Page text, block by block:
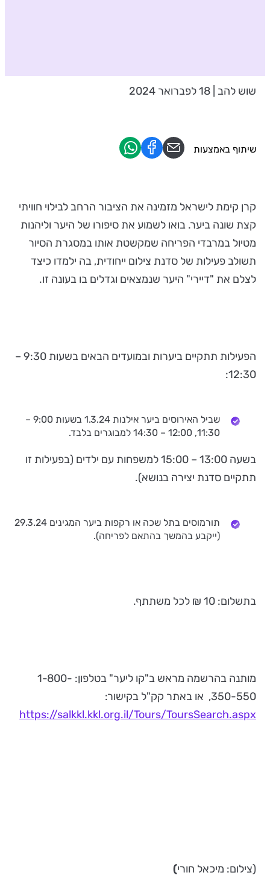
שוש להב | 18 לפברואר 2024
קרן קימת לישראל מזמינה את הציבור הרחב לבילוי חוויתי
קצת שונה ביער. בואו לשמוע את סיפורו של היער וליהנות
מטיול במרבדי הפריחה שמקשטת אותו במסגרת הסיור
תשולב פעילות של סדנת צילום ייחודית, בה ילמדו כיצד
לצלם את "דיירי" היער שנמצאים וגדלים בו בעונה זו.
הפעילות תתקיים ביערות ובמועדים הבאים בשעות 9:30 –
12:30:
שביל האירוסים ביער אילנות 1.3.24 בשעות 9:00 –
11:30, 12:00 – 14:30 למבוגרים בלבד.
בשעה 13:00 – 15:00 למשפחות עם ילדים (בפעילות זו
תתקיים סדנת יצירה בנושא).
תורמוסים בתל שכה או רקפות ביער המגינים 29.3.24
(ייקבע בהמשך בהתאם לפריחה).
בתשלום: 10 ₪ לכל משתתף.
מותנה בהרשמה מראש ב"קו ליער" בטלפון: 1-800-
350-550, או באתר קק"ל בקישור:
https://salkkl.kkl.org.il/Tours/ToursSearch.aspx
(צילום: מיכאל חורי)
שיתוף באמצעות